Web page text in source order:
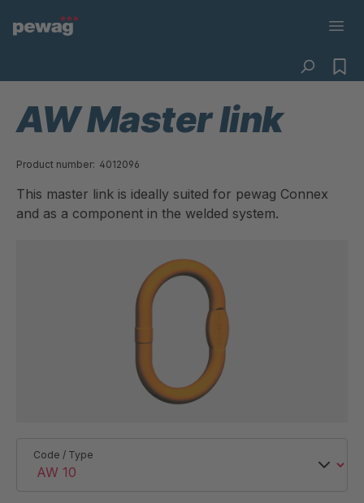
AW Master link
Product number: 4012096
This master link is ideally suited for pewag Connex
and as a component in the welded system.
Code / Type